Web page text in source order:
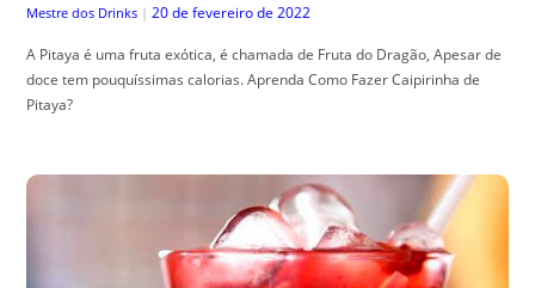
Mestre dos Drinks | 20 de fevereiro de 2022
A Pitaya é uma fruta exótica, é chamada de Fruta do Dragão, Apesar de
doce tem pouquíssimas calorias. Aprenda Como Fazer Caipirinha de
Pitaya?